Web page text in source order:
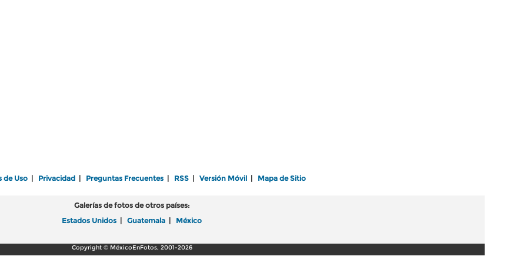
de Uso Privacidad Preguntas Frecuentes RSS Versión Móvil Mapa de Sitio
Galerías de fotos de otros países:
Estados Unidos
Guatemala México
Copyright © MéxicoEnFotos, 2001-2026